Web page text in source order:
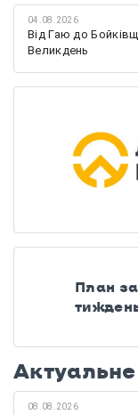
04.08.2026
Від Гаю до
Великдень
План
Актуальне
08.08.2026